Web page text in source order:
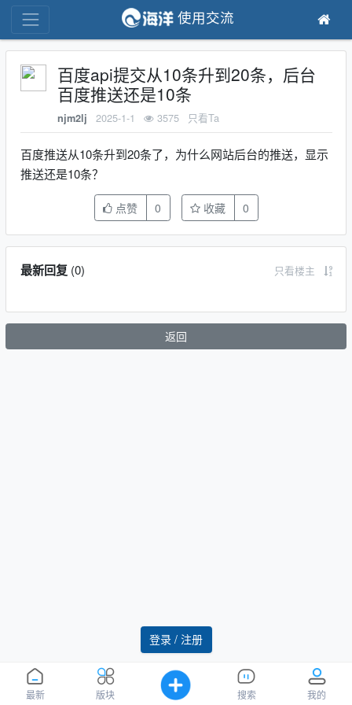
最新 版块 搜索 我的
登录 / 注册
使用交流
百度api提交从10条升到20条，后台
百度推送还是10条
njm2lj 2025-1-1 3575 只看Ta
百度推送从10条升到20条了，为什么网站后台的推送，显示
推送还是10条？
点赞 0 收藏 0
最新回复(0) 只看楼主
返回